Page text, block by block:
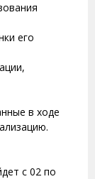
его
в ходе
с 02 по